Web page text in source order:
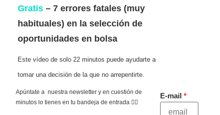
Gratis – 7 errores fatales (muy
habituales) en la selección de
oportunidades en bolsa
Este vídeo de solo 22 minutos puede ayudarte a
tomar una decisión de la que no arrepentirte.
Apúntate a nuestra newsletter y en cuestión de
minutos lo tienes en tu bandeja de entrada 👇🏻
E-mail